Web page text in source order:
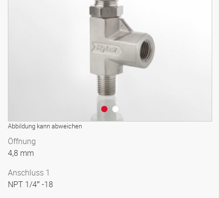
Abbildung kann abweichen
Öffnung
4,8 mm
Anschluss 1
NPT 1/4″ -18